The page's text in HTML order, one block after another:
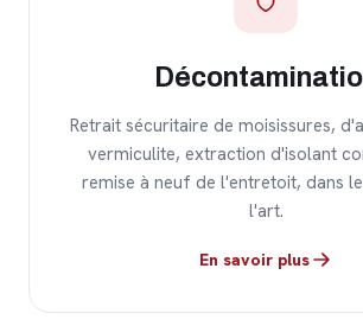
Retrait sécuritaire de moisissures,
vermiculite, extraction d'isolant
remise à neuf de l'entretoit, dans
l'art.
En savoir plus